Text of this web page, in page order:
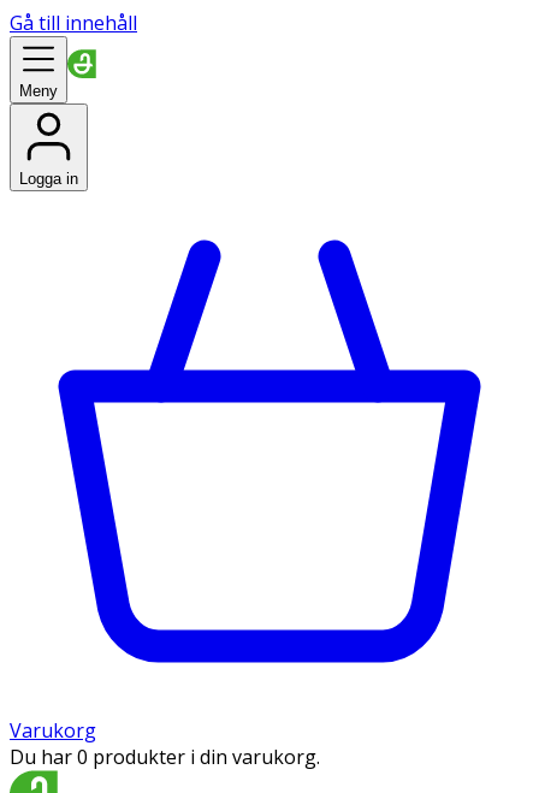
Gå till innehåll
Meny
Logga in
Varukorg
Du har 0 produkter i din varukorg.